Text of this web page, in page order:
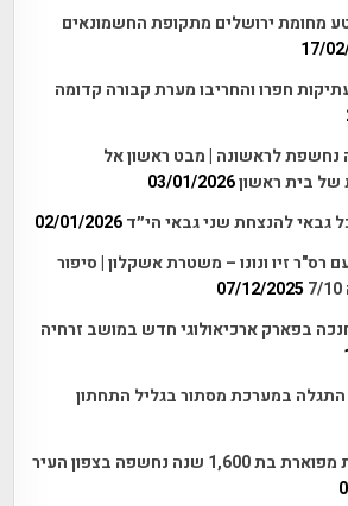
מחומת ירושלים מתקופת החשמונאים
17/
חפרו והחריבו מערת קבורה קדומה
נחשפת לראשונה | מבט ראשון אל
בית ראשון03/01/2026
גבאי להנצחת שני גבאי הי״ד 02/01/2026
רס"ר זיו ונונו – משטרת אשקלון | סיפור
07/12/2025
בפארק ארכיאולוגי חדש במושב זרחיה
במערכת מסתור בגליל התחתון
שרידי אחוזה שומרונית מפוארת בת 1,600 שנה נחשפה בצפון העיר